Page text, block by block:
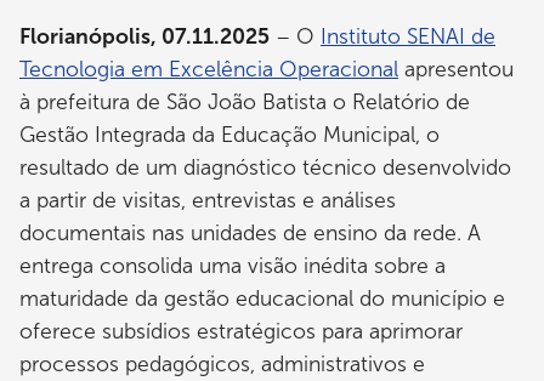
Florianópolis, 07.11.2025 – O Instituto SENAI de
Tecnologia em Excelência Operacional apresentou
à prefeitura de São João Batista o Relatório de
Gestão Integrada da Educação Municipal, o
resultado de um diagnóstico técnico desenvolvido
a partir de visitas, entrevistas e análises
documentais nas unidades de ensino da rede. A
entrega consolida uma visão inédita sobre a
maturidade da gestão educacional do município e
oferece subsídios estratégicos para aprimorar
processos pedagógicos, administrativos e